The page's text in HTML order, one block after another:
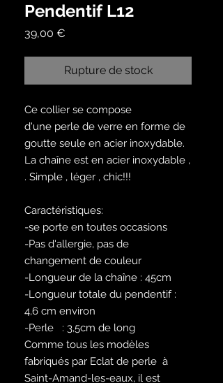
Pendentif L12
39,00 €
Rupture de stock
Ce collier se compose
d'une perle de verre en forme de
goutte seule en acier inoxydable.
La chaîne est en acier inoxydable ,
. Simple , léger , chic!!!
Caractéristiques:
-se porte en toutes occasions
-Pas d'allergie, pas de
changement de couleur
-Longueur de la chaîne : 45cm
-Longueur totale du pendentif :
4,6 cm environ
-Perle : 3,5cm de long
Comme tous les modèles
fabriqués par Eclat de perle à
Saint-Amand-les-eaux, il est